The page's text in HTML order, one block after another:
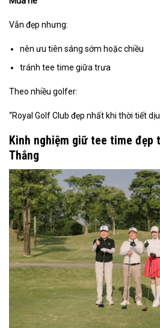
Vẫn đẹp nhưng:
nên ưu tiên sáng sớm hoặc chiều
tránh tee time giữa trưa
Theo nhiều golfer:
“Royal Golf Club đẹp nhất khi thời tiết
Kinh nghiệm giữ tee time đẹp
Thắng